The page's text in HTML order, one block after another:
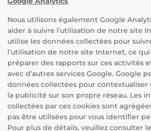
Nous utilisons également Google
aider à suivre l’utilisation de notre site
utilise les données collectées pour
l’utilisation de notre site Internet, ce
préparer des rapports sur ces activités
avec d’autres services Google. Google
données collectées pour contextualiser
la publicité sur son propre réseau. Les
collectées par ces cookies sont
pas être utilisées pour vous identifier
Pour plus de détails, veuillez consulter